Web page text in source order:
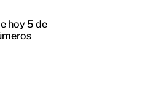
hoy 5 de